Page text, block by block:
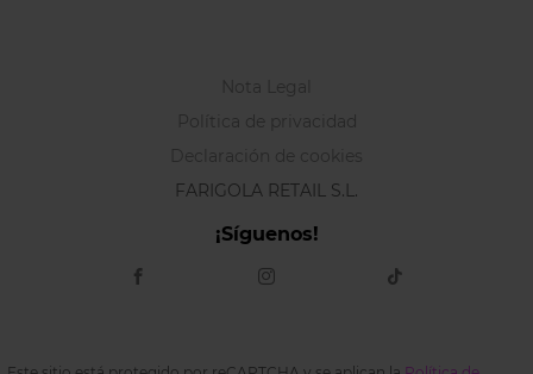
Nota Legal
Política de privacidad
Declaración de cookies
FARIGOLA RETAIL S.L.
¡Síguenos!